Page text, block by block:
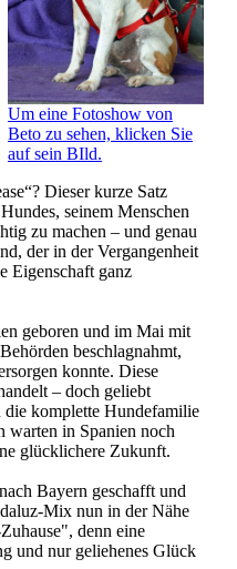
Um eine Fotoshow von
Beto zu sehen, klicken Sie
auf sein BIld.
Dieser kurze Satz
seinem Menschen
zu machen – und genau
der in der Vergangenheit
Eigenschaft ganz
geboren und im Mai mit
beschlagnahmt,
konnte. Diese
– doch geliebt
komplette Hundefamilie
warten in Spanien noch
glücklichere Zukunft.
Bayern geschafft und
Mix nun in der Nähe
denn eine
und nur geliehenes Glück